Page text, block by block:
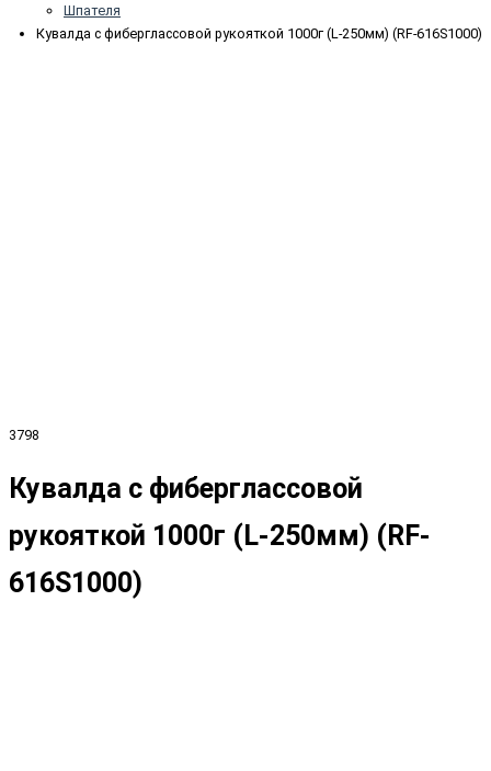
Шпателя
Кувалда с фиберглассовой рукояткой 1000г (L-250мм) (RF-616S1000)
3798
Кувалда с фиберглассовой
рукояткой 1000г (L-250мм) (RF-
616S1000)